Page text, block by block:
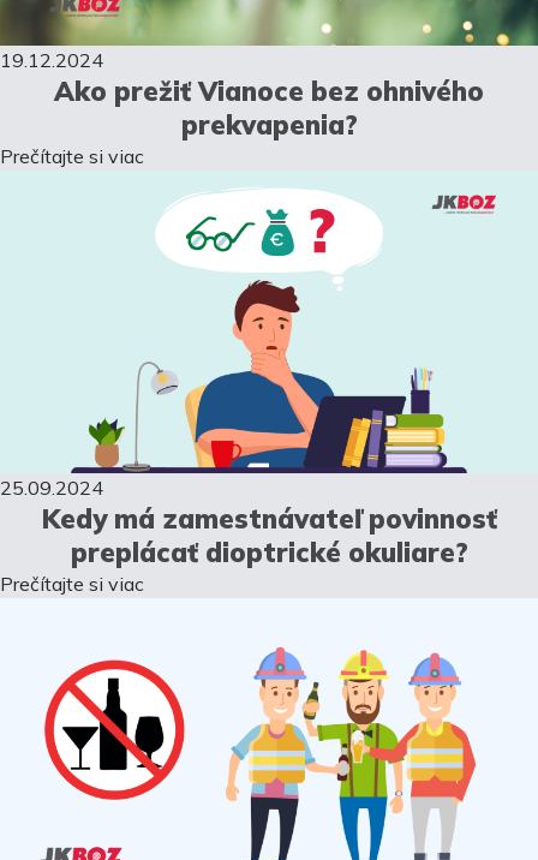
19.12.2024
Ako prežiť Vianoce bez ohnivého
prekvapenia?
Prečítajte si viac
25.09.2024
Kedy má zamestnávateľ povinnosť
preplácať dioptrické okuliare?
Prečítajte si viac